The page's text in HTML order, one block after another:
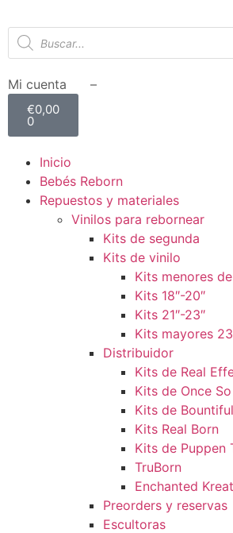
Mi cuenta –
€0,00
0
Inicio
Bebés Reborn
Repuestos y materiales
Vinilos para rebornear
Kits de segunda
Kits de vinilo
Kits menores de
Kits 18″-20″
Kits 21″-23″
Kits mayores
Distribuidor
Kits de Real
Kits de Once So
Kits de
Kits Real Born
Kits de Puppen
TruBorn
Enchanted
Preorders y reservas
Escultoras